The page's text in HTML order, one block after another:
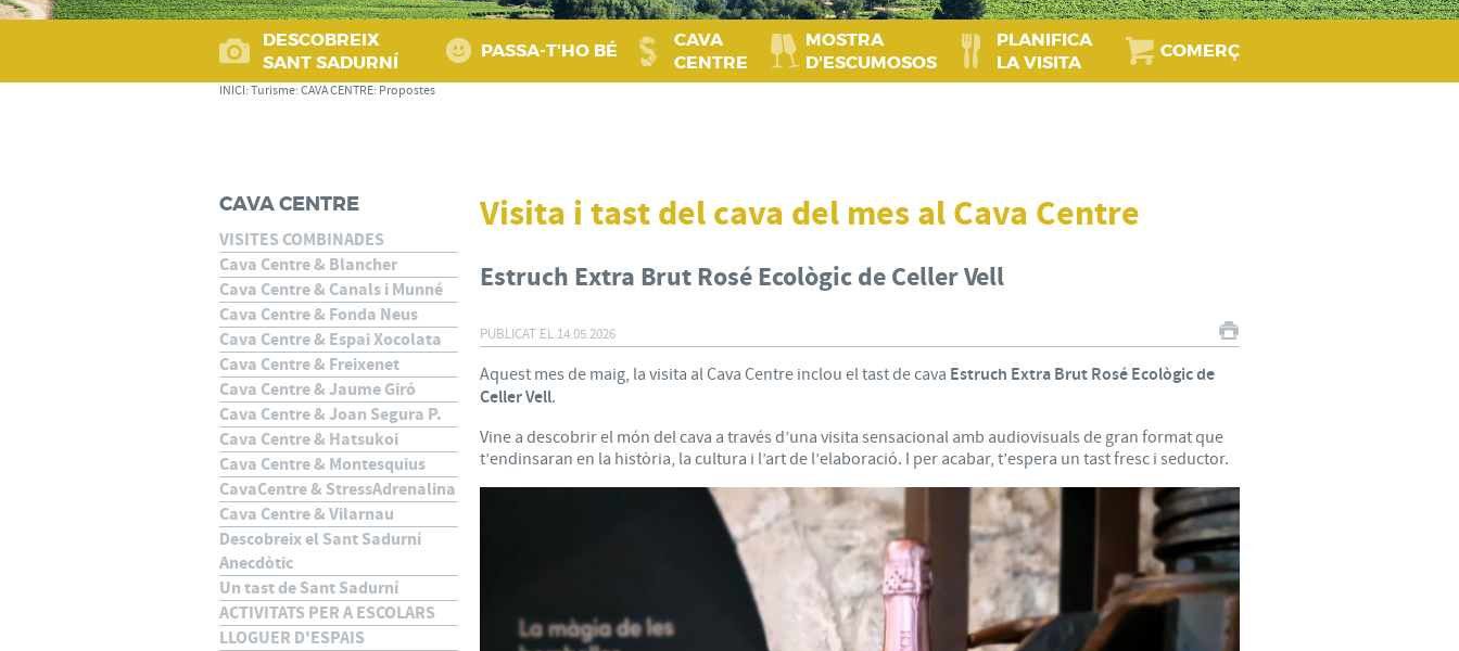
DESCOBREIX
SANT SADURNÍ
PASSA‑T'HO BÉ
CAVA
CENTRE
MOSTRA
D'ESCUMOSOS
PLANIFICA
LA VISITA
COMERÇ
INICI: Turisme: CAVA CENTRE: Propostes
CAVA CENTRE
VISITES COMBINADES
Cava Centre & Blancher
Cava Centre & Canals i Munné
Cava Centre & Fonda Neus
Cava Centre & Espai Xocolata
Cava Centre & Freixenet
Cava Centre & Jaume Giró
Cava Centre & Joan Segura P.
Cava Centre & Hatsukoi
Cava Centre & Montesquius
CavaCentre & StressAdrenalina
Cava Centre & Vilarnau
Descobreix el Sant Sadurní
Anecdòtic
Un tast de Sant Sadurní
ACTIVITATS PER A ESCOLARS
LLOGUER D'ESPAIS
Visita i tast del cava del mes al Cava Centre
Estruch Extra Brut Rosé Ecològic de Celler Vell
PUBLICAT EL 14.05.2026
Aquest mes de maig, la visita al Cava Centre inclou el tast de cava Estruch Extra Brut Rosé Ecològic de
Celler Vell.
Vine a descobrir el món del cava a través d’una visita sensacional amb audiovisuals de gran format que
t’endinsaran en la història, la cultura i l’art de l’elaboració. I per acabar, t’espera un tast fresc i seductor.